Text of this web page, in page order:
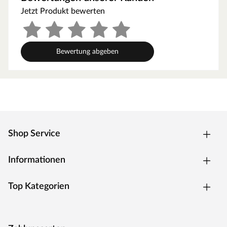
Die allgemeine Altersempfehlung für Stelzenhäuser liegt
bei 3–14 Jahren. Achte aber bitte darauf, dass die Höhe
des Spielgerätes zum Alter bzw. zur Größe deines Kindes
passt.
Die erhöhte Spielgeräteplattform hat eine Podesthöhe
blau, Einzelschaukel, 1 Schaukelsitz blau
Mit Rutsche. Eine 2,87 Meter lange "rocli"-Wellenrutsche
sich mit wenigen Handgriffen in eine Wasserrutsche
"rocli"-Rutsche besteht aus drei Teilen, die
Jetzt Produkt bewerten
Bewertung abgeben
Shop Service
Informationen
Top Kategorien